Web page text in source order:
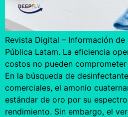
Revista Digital – Información
Pública Latam. La eficiencia
costos no pueden
En la búsqueda de
comerciales, el amonio
estándar de oro por su
rendimiento. Sin embargo, el